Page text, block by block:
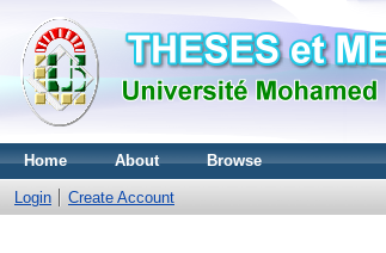
Home About Browse
Login Create Account